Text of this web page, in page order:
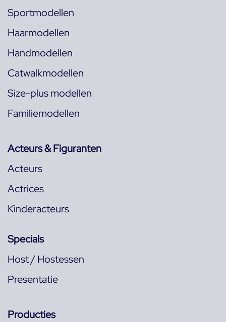
Sportmodellen
Haarmodellen
Handmodellen
Catwalkmodellen
Size-plus modellen
Familiemodellen
Acteurs & Figuranten
Acteurs
Actrices
Kinderacteurs
Specials
Host / Hostessen
Presentatie
Producties